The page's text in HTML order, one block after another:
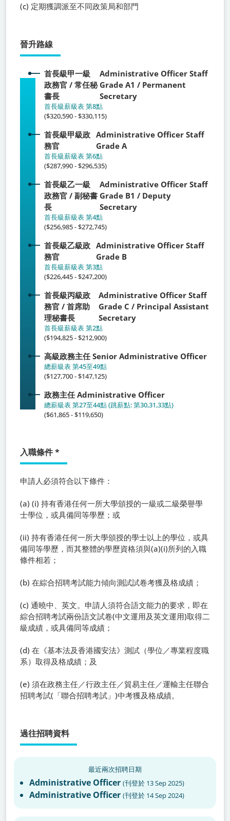
(c) 定期獲調派至不同政策局和部門
晉升路線
首長級甲一級
政務官 / 常任秘
書長
Administrative Officer Staff
Grade A1 / Permanent
Secretary
首長級薪級表 第8點
($320,590 - $330,115)
首長級甲級政
務官
Administrative Officer Staff
Grade A
首長級薪級表 第6點
($287,990 - $296,535)
首長級乙一級
政務官 / 副秘書
長
Administrative Officer Staff
Grade B1 / Deputy
Secretary
首長級薪級表 第4點
($256,985 - $272,745)
首長級乙級政
務官
Administrative Officer Staff
Grade B
首長級薪級表 第3點
($226,445 - $247,200)
首長級丙級政
務官 / 首席助
理秘書長
Administrative Officer Staff
Grade C / Principal Assistant
Secretary
首長級薪級表 第2點
($194,825 - $212,900)
高級政務主任 Senior Administrative Officer
總薪級表 第45至49點
($127,700 - $147,125)
政務主任 Administrative Officer
總薪級表 第27至44點 (跳薪點: 第30,31,33點)
($61,865 - $119,650)
入職條件*
申請人必須符合以下條件：
(a) (i) 持有香港任何一所大學頒授的一級或二級榮譽學
士學位，或具備同等學歷；或
(ii) 持有香港任何一所大學頒授的學士以上的學位，或具
備同等學歷，而其整體的學歷資格須與(a)(i)所列的入職
條件相若；
(b) 在綜合招聘考試能力傾向測試試卷考獲及格成績；
(c) 通曉中、英文。申請人須符合語文能力的要求，即在
綜合招聘考試兩份語文試卷(中文運用及英文運用)取得二
級成績，或具備同等成績；
(d) 在《基本法及香港國安法》測試（學位／專業程度職
系）取得及格成績；及
(e) 須在政務主任／行政主任／貿易主任／運輸主任聯合
招聘考試(「聯合招聘考試」)中考獲及格成績。
過往招聘資料
最近兩次招聘日期
Administrative Officer (刊登於 13 Sep 2025)
Administrative Officer (刊登於 14 Sep 2024)